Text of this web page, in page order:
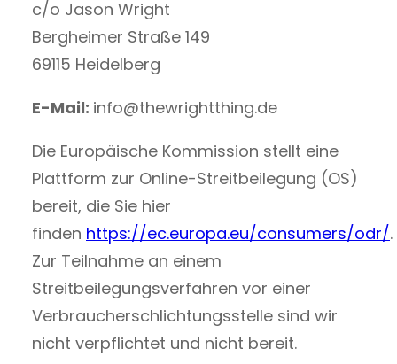
c/o Jason Wright
Bergheimer Straße 149
69115 Heidelberg
E-Mail: info@thewrightthing.de
Die Europäische Kommission stellt eine
Plattform zur Online-Streitbeilegung (OS)
bereit, die Sie hier
finden https://ec.europa.eu/consumers/odr/.
Zur Teilnahme an einem
Streitbeilegungsverfahren vor einer
Verbraucherschlichtungsstelle sind wir
nicht verpflichtet und nicht bereit.